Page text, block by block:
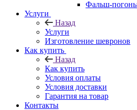
Фальш-
Услуги
Назад
Услуги
Изготовление шевронов
Как купить
Назад
Как купить
Условия оплаты
Условия доставки
Гарантия на товар
Контакты